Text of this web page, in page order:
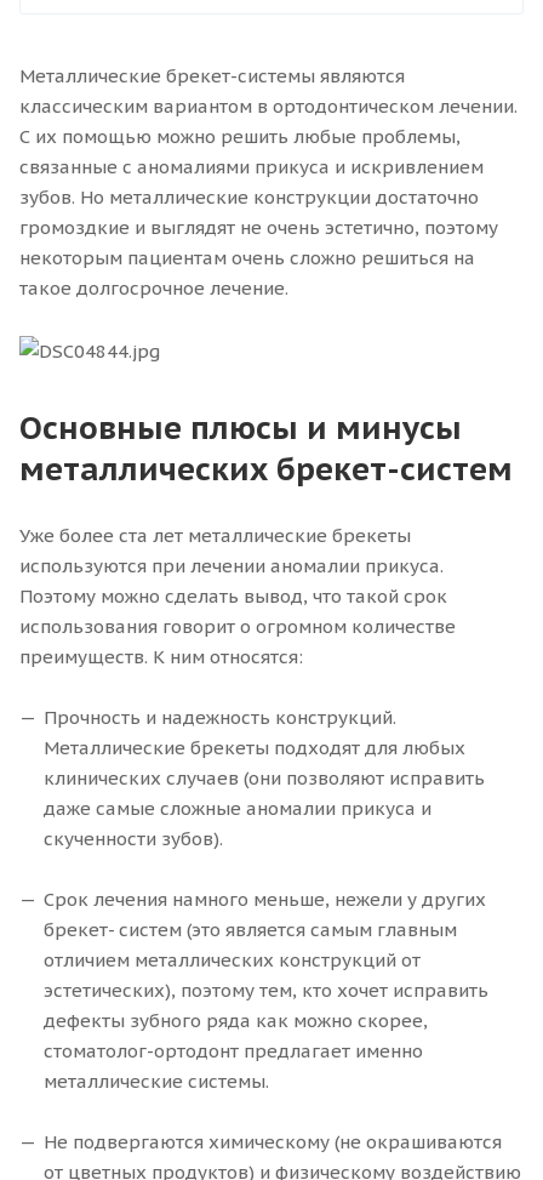
Металлические брекет-системы являются
классическим вариантом в ортодонтическом лечении.
С их помощью можно решить любые проблемы,
связанные с аномалиями прикуса и искривлением
зубов. Но металлические конструкции достаточно
громоздкие и выглядят не очень эстетично, поэтому
некоторым пациентам очень сложно решиться на
такое долгосрочное лечение.
Основные плюсы и минусы
металлических брекет-систем
Уже более ста лет металлические брекеты
используются при лечении аномалии прикуса.
Поэтому можно сделать вывод, что такой срок
использования говорит о огромном количестве
преимуществ. К ним относятся:
Прочность и надежность конструкций.
Металлические брекеты подходят для любых
клинических случаев (они позволяют исправить
даже самые сложные аномалии прикуса и
скученности зубов).
Срок лечения намного меньше, нежели у других
брекет- систем (это является самым главным
отличием металлических конструкций от
эстетических), поэтому тем, кто хочет исправить
дефекты зубного ряда как можно скорее,
стоматолог-ортодонт предлагает именно
металлические системы.
Не подвергаются химическому (не окрашиваются
от цветных продуктов) и физическому воздействию